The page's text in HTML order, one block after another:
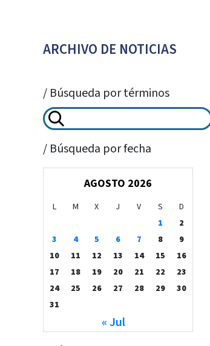
ARCHIVO DE NOTICIAS
/ Búsqueda por términos
/ Búsqueda por fecha
AGOSTO 2026
L M X J V S
D
1
2
3
4 5 6 7 8
9
10
11 12 13 14 15
16
17
18 19 20 21 22
23
24
25 26 27 28 29
30
31
« Jul